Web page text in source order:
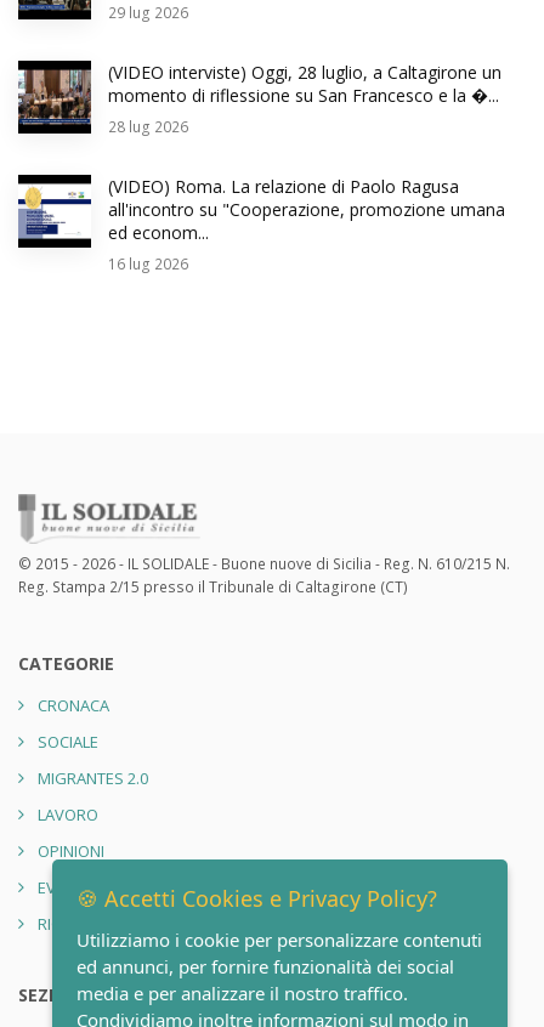
29 lug 2026
(VIDEO interviste) Oggi, 28 luglio, a Caltagirone un
momento di riflessione su San Francesco e la �...
28 lug 2026
(VIDEO) Roma. La relazione di Paolo Ragusa
all'incontro su "Cooperazione, promozione umana
ed econom...
16 lug 2026
© 2015 - 2026 - IL SOLIDALE - Buone nuove di Sicilia - Reg. N. 610/215 N.
Reg. Stampa 2/15 presso il Tribunale di Caltagirone (CT)
CATEGORIE
CRONACA
SOCIALE
MIGRANTES 2.0
LAVORO
OPINIONI
EVENTI
RIONE SANITÀ 2.0
SEZIONI
🍪 Accetti Cookies e Privacy Policy?
Utilizziamo i cookie per personalizzare contenuti
ed annunci, per fornire funzionalità dei social
media e per analizzare il nostro traffico.
Condividiamo inoltre informazioni sul modo in